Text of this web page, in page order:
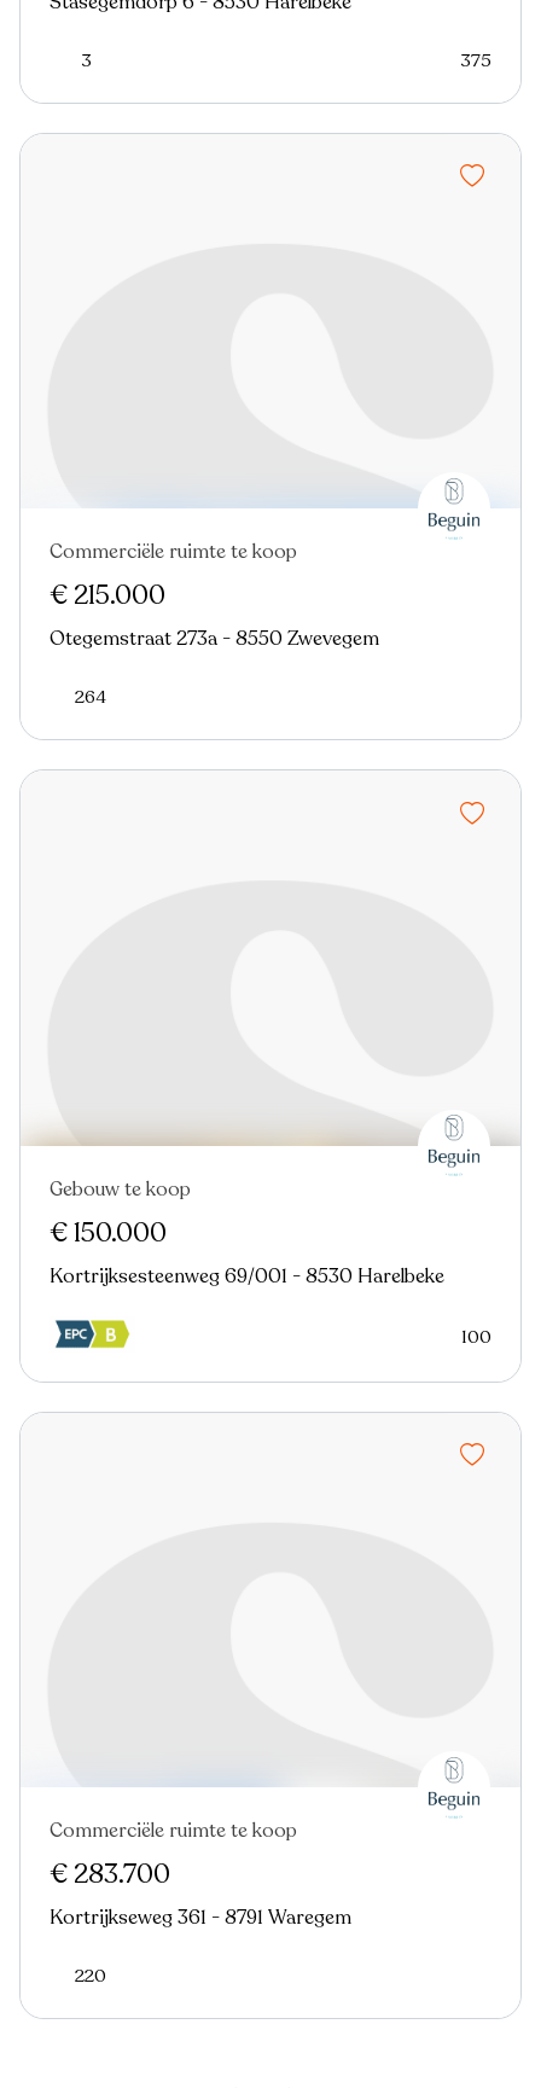
3 375
Commerciële ruimte te koop
€ 215.000
Otegemstraat 273a - 8550 Zwevegem
264
Gebouw te koop
€ 150.000
Kortrijksesteenweg 69/001 - 8530 Harelbeke
100
Commerciële ruimte te koop
€ 283.700
Kortrijkseweg 361 - 8791 Waregem
220